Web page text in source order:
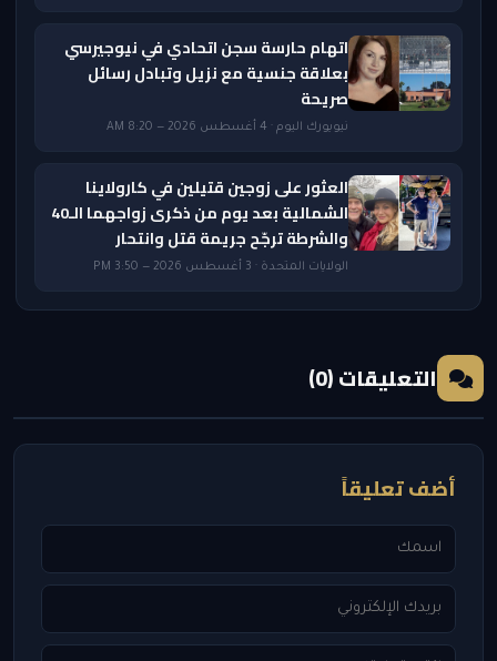
اتهام حارسة سجن اتحادي في نيوجيرسي
بعلاقة جنسية مع نزيل وتبادل رسائل
صريحة
نيويورك اليوم · 4 أغسطس 2026 — 8:20 AM
العثور على زوجين قتيلين في كارولاينا
الشمالية بعد يوم من ذكرى زواجهما الـ40
والشرطة ترجّح جريمة قتل وانتحار
الولايات المتحدة · 3 أغسطس 2026 — 3:50 PM
التعليقات (0)
أضف تعليقاً